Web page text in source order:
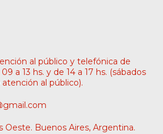
al público y telefónica de
a 13 hs. y de 14 a 17 hs. (sábados
atención al público).
Oeste. Buenos Aires, Argentina.